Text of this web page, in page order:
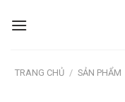
TRANG CHỦ / SẢN PHẨM